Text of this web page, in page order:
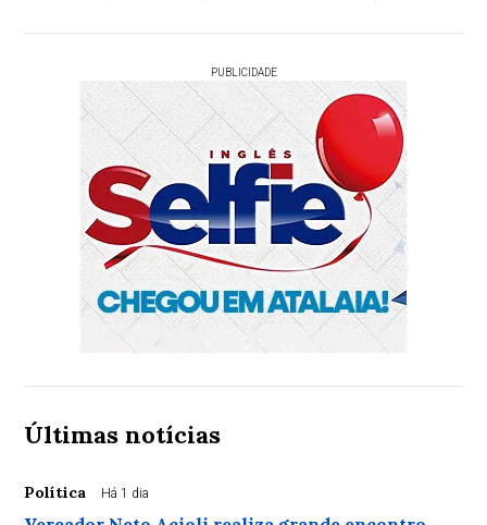
PUBLICIDADE
Últimas notícias
Política Há 1 dia